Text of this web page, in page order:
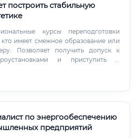
построить стабильную
курсы переподготовки
кто имеет смежное образование или
Позволяет получить допуск к
и приступить к
Теоретическое освоение ПУЭ,
по энергообеспечению
предприятий